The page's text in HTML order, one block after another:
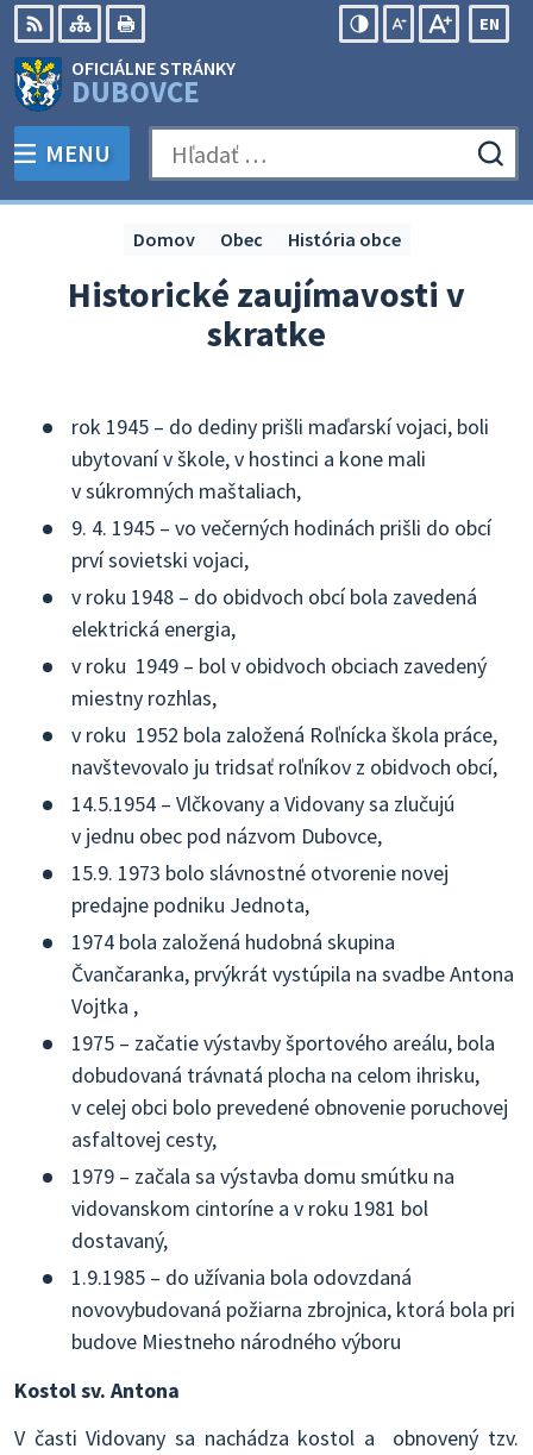
Preskočiť
na
obsah
RSS Mapa
EN
OFICIÁLNE STRÁNKY
DUBOVCE
PREPNÚŤ
MENU Hľadať:
Historické zaujímavosti v
skratke
Domov Obec História obce
rok 1945 – do dediny prišli maďarskí vojaci, boli
ubytovaní v škole, v hostinci a kone mali
v súkromných maštaliach,
9. 4. 1945 – vo večerných hodinách prišli do obcí
prví sovietski vojaci,
v roku 1948 – do obidvoch obcí bola zavedená
elektrická energia,
v roku 1949 – bol v obidvoch obciach zavedený
miestny rozhlas,
v roku 1952 bola založená Roľnícka škola práce,
navštevovalo ju tridsať roľníkov z obidvoch obcí,
14.5.1954 – Vlčkovany a Vidovany sa zlučujú
v jednu obec pod názvom Dubovce,
15.9. 1973 bolo slávnostné otvorenie novej
predajne podniku Jednota,
1974 bola založená hudobná skupina
Čvančaranka, prvýkrát vystúpila na svadbe Antona
Vojtka ,
1975 – začatie výstavby športového areálu, bola
dobudovaná trávnatá plocha na celom ihrisku,
v celej obci bolo prevedené obnovenie poruchovej
asfaltovej cesty,
1979 – začala sa výstavba domu smútku na
vidovanskom cintoríne a v roku 1981 bol
dostavaný,
1.9.1985 – do užívania bola odovzdaná
novovybudovaná požiarna zbrojnica, ktorá bola pri
budove Miestneho národného výboru
Kostol sv. Antona
V časti Vidovany sa nachádza kostol a obnovený tzv.